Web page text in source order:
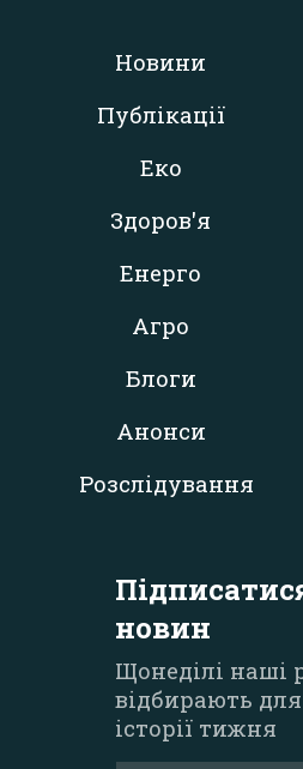
Новини
Публікації
Еко
Здоров'я
Енерго
Агро
Блоги
Анонси
Розслідування
новин
Щонеділі наші
відбирають
історії тижня